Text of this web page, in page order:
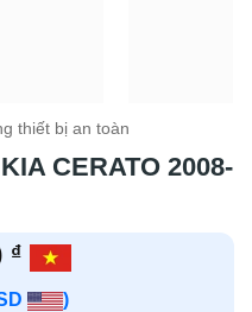
thiết bị an toàn
CERATO 2008-
₫
)